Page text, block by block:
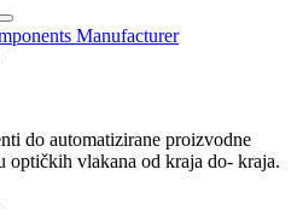
do automatizirane proizvodne
optičkih vlakana od kraja do- kraja.